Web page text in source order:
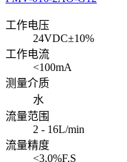
工作电压
24VDC±10%
工作电流
<100mA
测量介质
水
流量范围
2 - 16L/min
流量精度
<3.0%F.S